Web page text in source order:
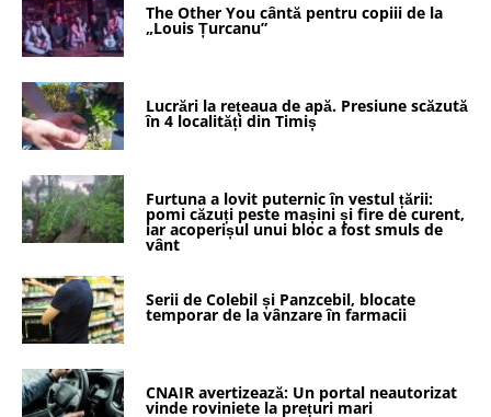
The Other You cântă pentru copiii de la
„Louis Țurcanu”
Lucrări la rețeaua de apă. Presiune scăzută
în 4 localități din Timiș
Furtuna a lovit puternic în vestul țării:
pomi căzuți peste mașini și fire de curent,
iar acoperișul unui bloc a fost smuls de
vânt
Serii de Colebil și Panzcebil, blocate
temporar de la vânzare în farmacii
CNAIR avertizează: Un portal neautorizat
vinde roviniete la prețuri mari